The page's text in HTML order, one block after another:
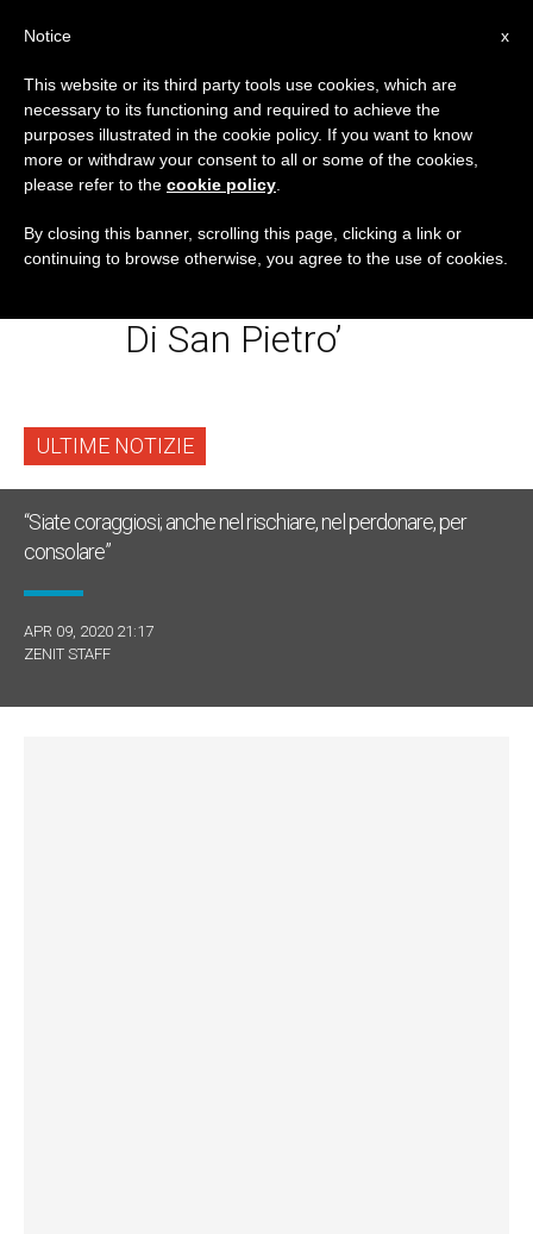
TAG
Posts Tagged ‘Santa
Messa “nella Cena Del
Signore” Nella Basilica
Di San Pietro’
ULTIME NOTIZIE
“Siate coraggiosi; anche nel rischiare, nel perdonare, per
consolare”
APR 09, 2020 21:17
ZENIT STAFF
x
Notice
This website or its third party tools use cookies, which are
necessary to its functioning and required to achieve the
purposes illustrated in the cookie policy. If you want to know
more or withdraw your consent to all or some of the cookies,
please refer to the cookie policy
By closing this banner, scrolling this page, clicking a link or
continuing to browse otherwise, you agree to the use of cookies.